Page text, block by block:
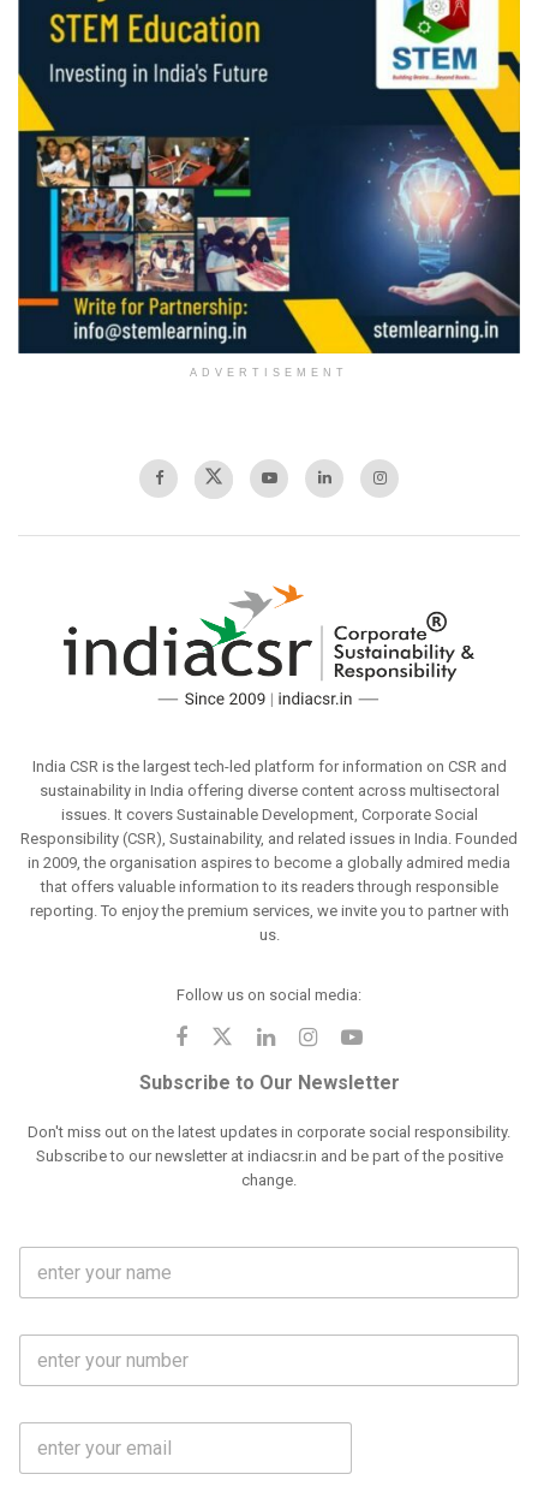
ADVERTISEMENT
India CSR is the largest tech-led platform for information on CSR and
sustainability in India offering diverse content across multisectoral
issues. It covers Sustainable Development, Corporate Social
Responsibility (CSR), Sustainability, and related issues in India. Founded
in 2009, the organisation aspires to become a globally admired media
that offers valuable information to its readers through responsible
reporting. To enjoy the premium services, we invite you to partner with
us.
Follow us on social media:
Subscribe to Our Newsletter
Don't miss out on the latest updates in corporate social responsibility.
Subscribe to our newsletter at indiacsr.in and be part of the positive
change.
F
l
m
M
b
N
E
a